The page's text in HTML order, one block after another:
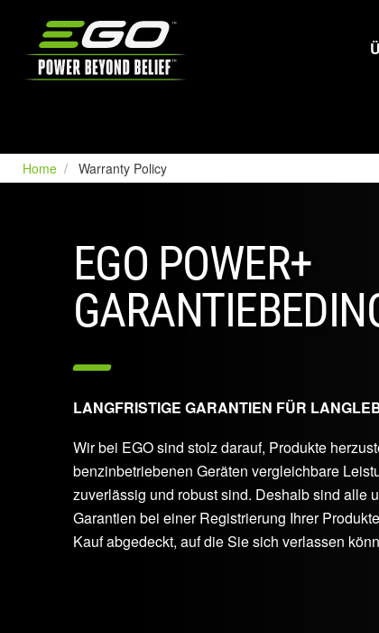
Home Warranty Policy
EGO POWER+
LANGFRISTIGE GARANTIEN FÜR
Wir bei EGO sind stolz darauf, Produkte
benzinbetriebenen Geräten vergleichbare
zuverlässig und robust sind. Deshalb sind alle
Garantien bei einer Registrierung Ihrer
Kauf abgedeckt, auf die Sie sich verlassen